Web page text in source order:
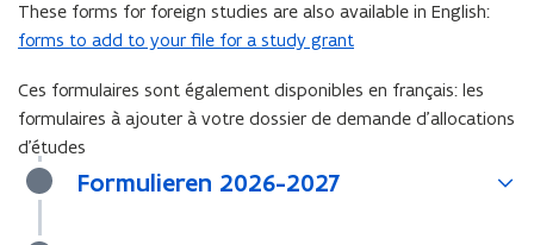
These forms for foreign studies are also available in English:
forms to add to your file for a study grant
Ces formulaires sont également disponibles en français: les
formulaires à ajouter à votre dossier de demande d’allocations
d’études
Formulieren 2026-2027